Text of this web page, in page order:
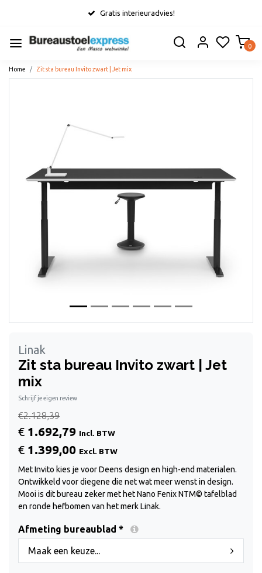
Gratis interieuradvies!
0
Home Zit sta bureau Invito zwart | Jet mix
Vorige
Linak
Zit sta bureau Invito zwart | Jet
mix
Schrijf je eigen review
€2.128,39
€ 1.692,79 Incl. BTW
€ 1.399,00 Excl. BTW
Met Invito kies je voor Deens design en high-end materialen.
Ontwikkeld voor diegene die net wat meer wenst in design.
Mooi is dit bureau zeker met het Nano Fenix NTM© tafelblad
en ronde hefbomen van het merk Linak.
Afmeting bureaublad *
Maak een keuze...